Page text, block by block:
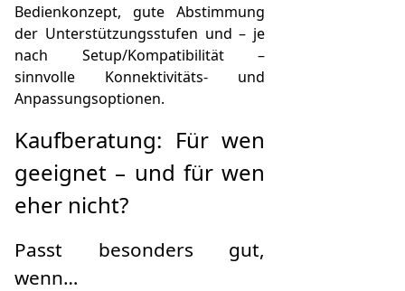
Bedienkonzept, gute Abstimmung
der Unterstützungsstufen und – je
nach Setup/Kompatibilität –
sinnvolle Konnektivitäts- und
Anpassungsoptionen.
Kaufberatung: Für wen
geeignet – und für wen
eher nicht?
Passt besonders gut,
wenn…